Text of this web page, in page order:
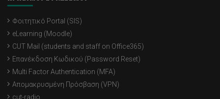
Φοιτητικό Portal (SIS)
eLearning (Moodle)
CUT Mail (students and staff on Office365)
Επανέκδοση Κωδικού (Password Reset)
Multi Factor Authentication (MFA)
Απομακρυσμένη Πρόσβαση (VPN)
cut-radio